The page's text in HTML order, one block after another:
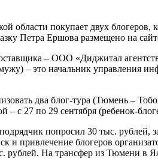
области покупает двух
Петра Ершова размещено на
– ООО «Диджитал
– это начальник управления
два блог-тура (Тюмень –
– с 27 по 29 сентября (ребенок-
попросил 30 тыс.
и привлечение блогеров
рублей. На трансфер из Тюмени